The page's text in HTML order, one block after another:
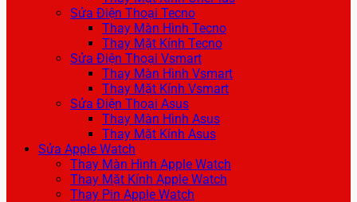
Sửa Điện Thoại Tecno
Thay Màn Hình Tecno
Thay Mặt Kính Tecno
Sửa Điện Thoại Vsmart
Thay Màn Hình Vsmart
Thay Mặt Kính Vsmart
Sửa Điện Thoại Asus
Thay Màn Hình Asus
Thay Mặt Kính Asus
Sửa Apple Watch
Thay Màn Hình Apple Watch
Thay Mặt Kính Apple Watch
Thay Pin Apple Watch